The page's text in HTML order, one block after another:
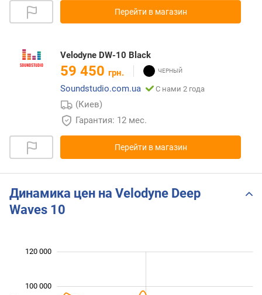
Перейти в магазин
Velodyne DW-10 Black
59 450 грн.
Soundstudio.com.ua
С нами 2 года
(Киев)
Гарантия: 12 мес.
Перейти в магазин
Динамика цен на Velodyne Deep
Waves 10
100 000
120 000